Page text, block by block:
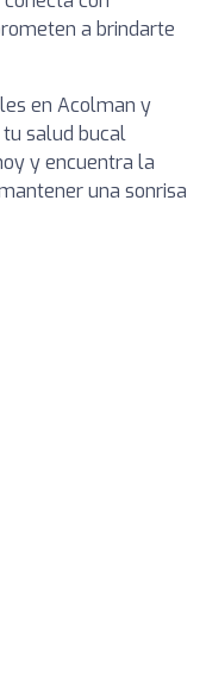
a brindarte
en Acolman y
salud bucal
y encuentra la
una sonrisa